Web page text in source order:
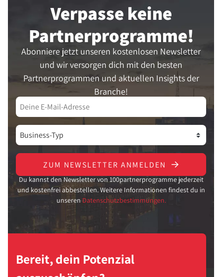
Verpasse keine
Partner­programme!
Abonniere jetzt unseren kostenlosen Newsletter
und wir versorgen dich mit den besten
Partnerprogrammen und aktuellen Insights der
Branche!
ZUM NEWSLETTER ANMELDEN
Du kannst den Newsletter von 100partnerprogramme jederzeit
und kostenfrei abbestellen. Weitere Informationen findest du in
unseren Datenschutzbestimmungen.
Bereit, dein Potenzial